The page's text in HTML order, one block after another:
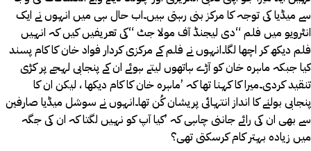
سے میڈیا کی توجہ کا مرکز بنی رہتی ہیں۔اب حال ہی میں انہوں نے ایک
انٹرویو میں فلم “دی لیجنڈ آف مولا جٹ “کی تعریفیں کیں کہ انہیں
فلم دیکھ کر اچھا لگا۔انہوں نے فلم کے مرکزی کردار فواد خان کا کام پسند
کیا جبکہ ماہرہ خان کو آڑے ہاتھوں لیتے ہوئے ان کے پنجابی لہجے پر کڑی
تنقید کردی۔میرا کا کہنا تھا کہ ’ماہرہ خان کا کام دیکھا ، لیکن ان کا
پنجابی بولنے کا انداز انتہائی پریشان کُن تھا۔انہوں نے سوشل میڈیا صارفین
سے بھی ان کی رائے جاننی چاہی کہ ’کیا آپ کو نہیں لگتا کہ ان کی جگہ
میں زیادہ بہتر کام کرسکتی تھی؟